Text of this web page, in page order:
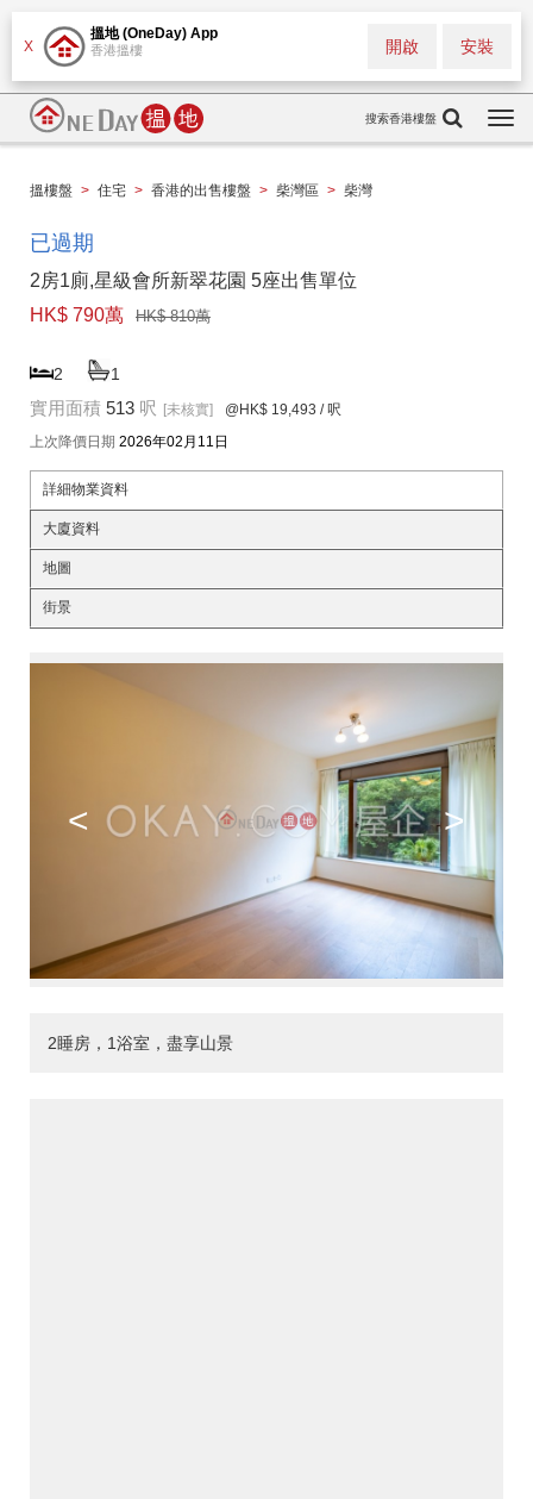
X
搵地 (OneDay) App
香港搵樓 安裝
開啟
搜索香港樓盤
搵樓盤 > 住宅 > 香港的出售樓盤 > 柴灣區 > 柴灣
已過期
2房1廁,星級會所新翠花園 5座出售單位
HK$ 790萬
HK$ 810萬
2 1
實用面積 513 呎 [未核實] @HK$ 19,493 / 呎
上次降價日期 2026年02月11日
詳細物業資料
大廈資料
地圖
街景
< >
2睡房，1浴室，盡享山景